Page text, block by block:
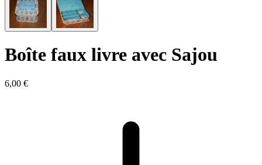
Boîte faux livre avec Sajou
6,00 €